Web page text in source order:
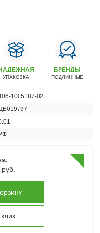
(+6 по МСК)
до 20.00
НАДЕЖНАЯ
УПАКОВКА
БРЕНДЫ
ПОДЛИННЫЕ
1005187-02
ЦБ019797
РФ
руб.